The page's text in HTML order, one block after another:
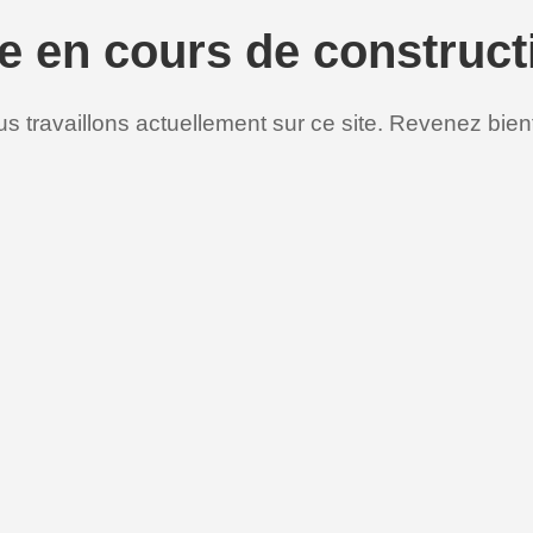
en cours de
travaillons actuellement sur ce site. Revenez